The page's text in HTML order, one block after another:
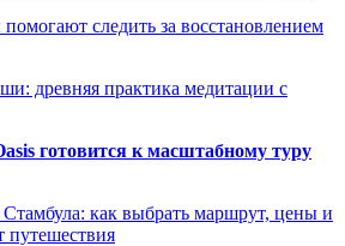
следить за восстановлением
древняя практика медитации с
готовится к масштабному туру
как выбрать маршрут, цены и
путешествия